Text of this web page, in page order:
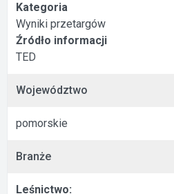
Kategoria
Wyniki przetargów
Źródło informacji
TED
Województwo
pomorskie
Branże
Leśnictwo: